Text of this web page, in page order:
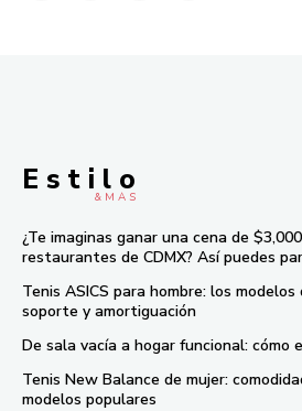
E s t i l o
& M À S
¿Te imaginas ganar una cena de
restaurantes de CDMX? Así puedes
Tenis ASICS para hombre: los
soporte y amortiguación
De sala vacía a hogar funcional: cómo
Tenis New Balance de mujer:
modelos populares